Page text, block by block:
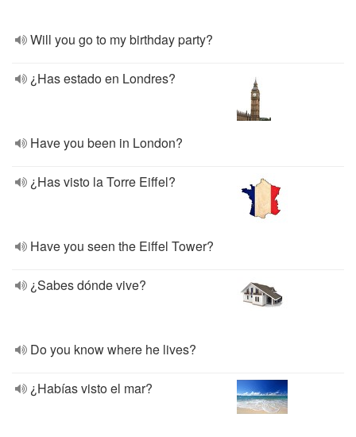
Will you go to my birthday party?
¿Has estado en Londres?
Have you been in London?
¿Has visto la Torre Eiffel?
Have you seen the Eiffel Tower?
¿Sabes dónde vive?
Do you know where he lives?
¿Habías visto el mar?